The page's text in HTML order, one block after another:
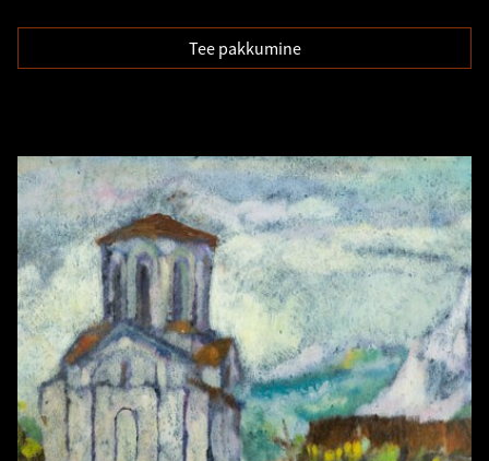
Tee pakkumine